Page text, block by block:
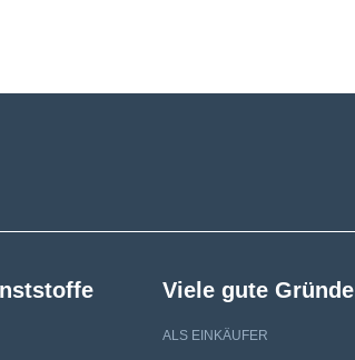
Viele gute Gründe
ALS EINKÄUFER